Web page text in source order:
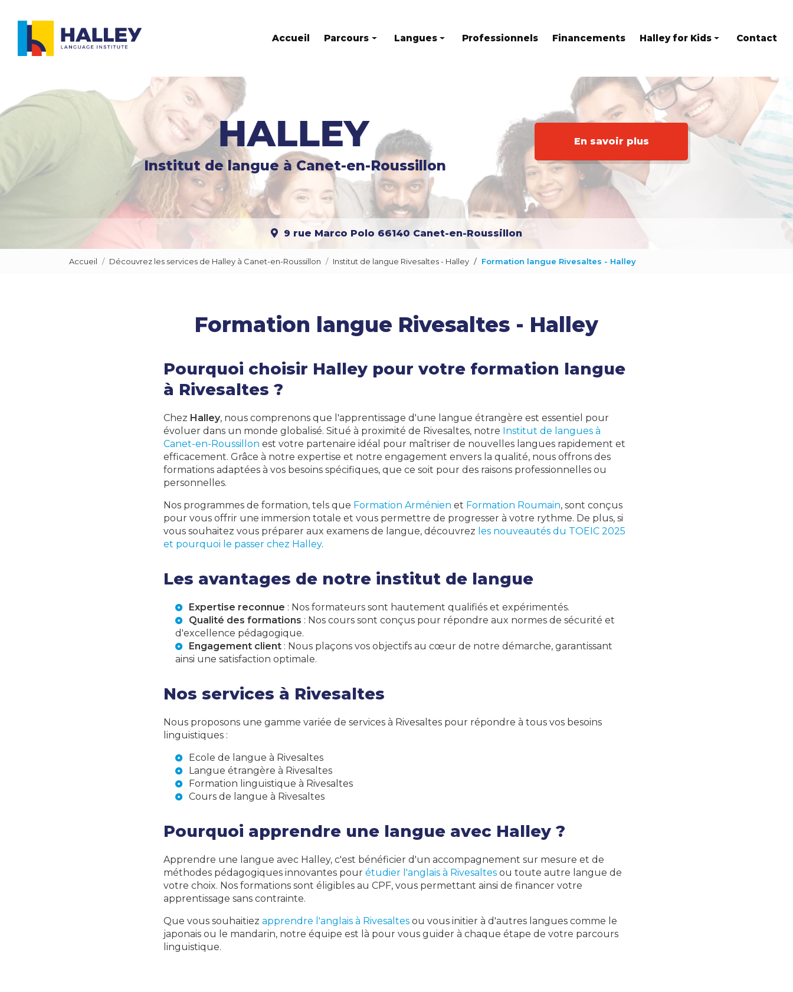
principal
Accueil Parcours
Parcours en groupe
Langues
Espagnol
Allemand
Italien
Russe
Catalan
Portugais
Chinois
Polonais
Philippin
Professionnels Financements Halley for Kids
Eveil en anglais
Stages
Kids at home
Contact
Institut de langue à Canet-en-Roussillon
En savoir plus
9 rue Marco Polo 66140 Canet-en-Roussillon
Accueil Découvrez les services de Halley à Canet-en-Roussillon Institut de langue Rivesaltes - Halley Formation langue Rivesaltes - Halley
Formation langue Rivesaltes - Halley
Pourquoi choisir Halley pour votre formation langue
à Rivesaltes ?
Chez Halley, nous comprenons que l'apprentissage d'une langue étrangère est essentiel pour
évoluer dans un monde globalisé. Situé à proximité de Rivesaltes, notre Institut de langues à
Canet-en-Roussillon est votre partenaire idéal pour maîtriser de nouvelles langues rapidement et
efficacement. Grâce à notre expertise et notre engagement envers la qualité, nous offrons des
formations adaptées à vos besoins spécifiques, que ce soit pour des raisons professionnelles ou
personnelles.
Nos programmes de formation, tels que Formation Arménien et Formation Roumain, sont conçus
pour vous offrir une immersion totale et vous permettre de progresser à votre rythme. De plus, si
vous souhaitez vous préparer aux examens de langue, découvrez les nouveautés du TOEIC 2025
et pourquoi le passer chez Halley.
Les avantages de notre institut de langue
Expertise reconnue : Nos formateurs sont hautement qualifiés et expérimentés.
Qualité des formations : Nos cours sont conçus pour répondre aux normes de sécurité et
d'excellence pédagogique.
Engagement client : Nous plaçons vos objectifs au cœur de notre démarche, garantissant
ainsi une satisfaction optimale.
Nos services à Rivesaltes
Nous proposons une gamme variée de services à Rivesaltes pour répondre à tous vos besoins
linguistiques :
Ecole de langue à Rivesaltes
Langue étrangère à Rivesaltes
Formation linguistique à Rivesaltes
Cours de langue à Rivesaltes
Pourquoi apprendre une langue avec Halley ?
Apprendre une langue avec Halley, c'est bénéficier d'un accompagnement sur mesure et de
méthodes pédagogiques innovantes pour étudier l'anglais à Rivesaltes ou toute autre langue de
votre choix. Nos formations sont éligibles au CPF, vous permettant ainsi de financer votre
apprentissage sans contrainte.
Que vous souhaitiez apprendre l'anglais à Rivesaltes ou vous initier à d'autres langues comme le
japonais ou le mandarin, notre équipe est là pour vous guider à chaque étape de votre parcours
linguistique.